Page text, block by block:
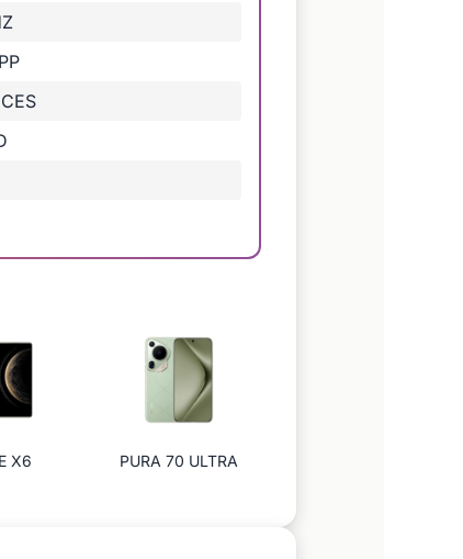
X6 PURA 70 ULTRA